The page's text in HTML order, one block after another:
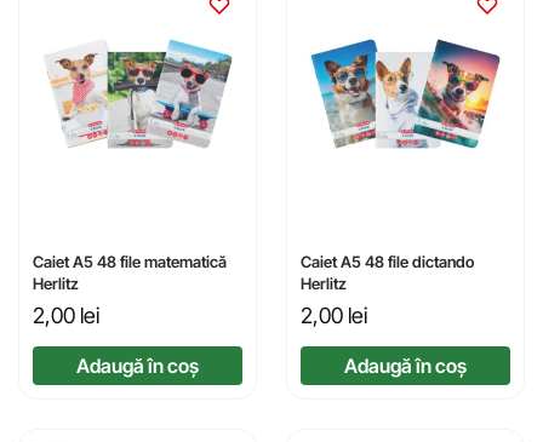
Caiet A5 48 file matematică
Herlitz
2,00 lei
Adaugă în coș
Caiet A5 48 file dictando
Herlitz
2,00 lei
Adaugă în coș